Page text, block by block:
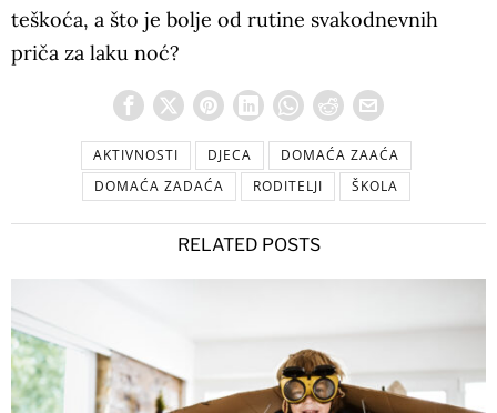
teškoća, a što je bolje od rutine svakodnevnih
priča za laku noć?
AKTIVNOSTI DJECA
DOMAĆA ZAAĆA
DOMAĆA ZADAĆA
RODITELJI ŠKOLA
RELATED POSTS